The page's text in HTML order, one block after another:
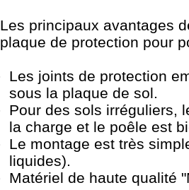
Les principaux avantages
plaque de protection pour
Les joints de protection
sous la plaque de sol.
Pour des sols irréguliers,
la charge et le poêle est
Le montage est très
liquides).
Matériel de haute qualité